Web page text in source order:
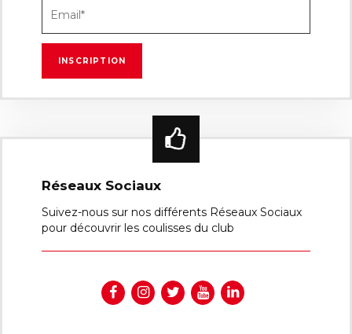
Réseaux Sociaux
Suivez-nous sur nos différents Réseaux Sociaux
pour découvrir les coulisses du club